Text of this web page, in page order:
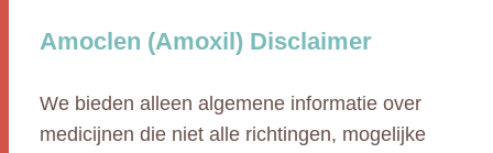
Amoclen (Amoxil) Disclaimer
We bieden alleen algemene informatie over
medicijnen die niet alle richtingen, mogelijke